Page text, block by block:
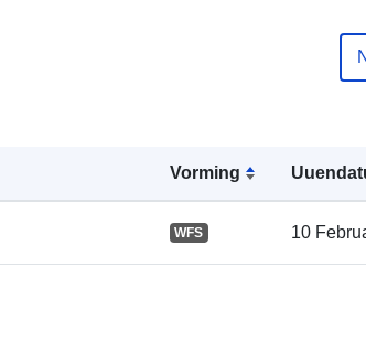
Vorming
WFS 10